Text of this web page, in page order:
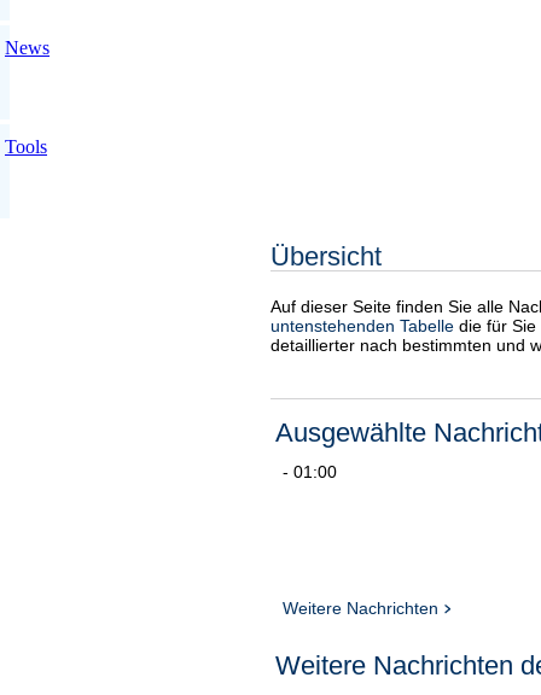
News
Tools
Übersicht
Auf dieser Seite finden Sie alle
untenstehenden Tabelle die für
detaillierter nach bestimmten und
Ausgewählte
- 01:00
Weitere Nachrichten
Weitere Nachrichten